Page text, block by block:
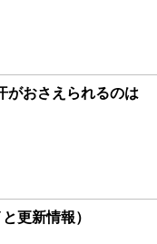
がおさえられるのは
更新情報）